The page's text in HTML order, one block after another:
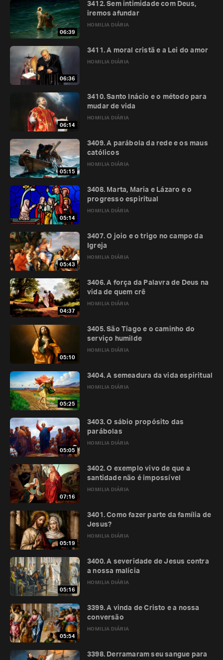
06:39
HOMILIA DIÁRIA
3412. Sem intimidade com Deus,
iremos afundar
06:36
HOMILIA DIÁRIA
3411. A moral cristã e a Lei do amor
06:14
HOMILIA DIÁRIA
3410. Santo Inácio e o método para
mudar de vida
05:15
HOMILIA DIÁRIA
3409. A parábola da rede e os maus
católicos
05:14
HOMILIA DIÁRIA
3408. Marta, Maria e Lázaro e o
progresso espiritual
05:43
HOMILIA DIÁRIA
3407. O joio e o trigo no campo da
Igreja
04:37
HOMILIA DIÁRIA
3406. A força da Palavra de Deus na
vida de quem crê
05:10
HOMILIA DIÁRIA
3405. São Tiago e o caminho do
serviço humilde
05:25
HOMILIA DIÁRIA
3404. A semeadura da vida espiritual
05:05
HOMILIA DIÁRIA
3403. O sábio propósito das
parábolas
07:16
HOMILIA DIÁRIA
3402. O exemplo vivo de que a
santidade não é impossível
05:19
HOMILIA DIÁRIA
3401. Como fazer parte da família de
Jesus?
05:16
HOMILIA DIÁRIA
3400. A severidade de Jesus contra
a nossa malícia
05:54
HOMILIA DIÁRIA
3399. A vinda de Cristo e a nossa
conversão
3398. Derramaram seu sangue para